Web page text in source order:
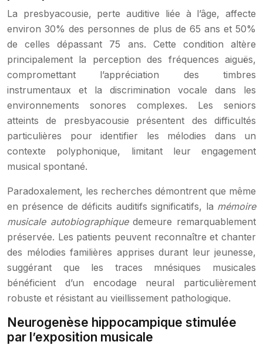
La presbyacousie, perte auditive liée à l’âge, affecte
environ 30% des personnes de plus de 65 ans et 50%
de celles dépassant 75 ans. Cette condition altère
principalement la perception des fréquences aiguës,
compromettant l’appréciation des timbres
instrumentaux et la discrimination vocale dans les
environnements sonores complexes. Les seniors
atteints de presbyacousie présentent des difficultés
particulières pour identifier les mélodies dans un
contexte polyphonique, limitant leur engagement
musical spontané.
Paradoxalement, les recherches démontrent que même
en présence de déficits auditifs significatifs, la mémoire
musicale autobiographiquedemeure remarquablement
préservée. Les patients peuvent reconnaître et chanter
des mélodies familières apprises durant leur jeunesse,
suggérant que les traces mnésiques musicales
bénéficient d’un encodage neural particulièrement
robuste et résistant au vieillissement pathologique.
Neurogenèse hippocampique stimulée
par l’exposition musicale